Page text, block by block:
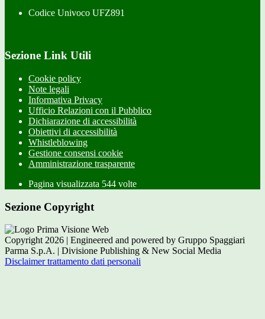
Codice Univoco UFZ891
Sezione Link Utili
Cookie policy
Note legali
Informativa Privacy
Ufficio Relazioni con il Pubblico
Dichiarazione di accessibilità
Obiettivi di accessibilità
Whistleblowing
Gestione consensi cookie
Amministrazione trasparente
Pagina visualizzata 544 volte
Sezione Copyright
Copyright 2026 | Engineered and powered by Gruppo Spaggiari
Parma S.p.A. | Divisione Publishing & New Social Media
Disclaimer trattamento dati personali